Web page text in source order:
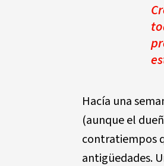
Hacía una
(aunque el
contratiempos
antigüedades.